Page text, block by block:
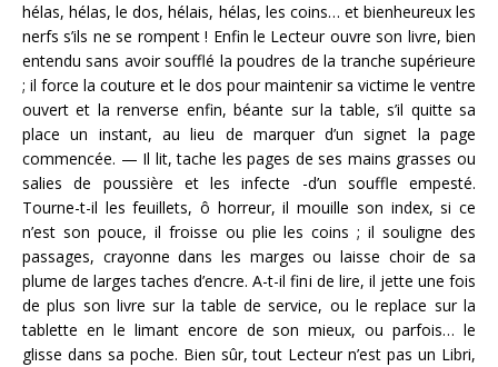
hélas, hélas, le dos, hélais, hélas, les coins… et bienheureux les
nerfs s’ils ne se rompent ! Enfin le Lecteur ouvre son livre, bien
entendu sans avoir soufflé la poudres de la tranche supérieure
; il force la couture et le dos pour maintenir sa victime le ventre
ouvert et la renverse enfin, béante sur la table, s’il quitte sa
place un instant, au lieu de marquer d’un signet la page
commencée. — Il lit, tache les pages de ses mains grasses ou
salies de poussière et les infecte -d’un souffle empesté.
Tourne-t-il les feuillets, ô horreur, il mouille son index, si ce
n’est son pouce, il froisse ou plie les coins ; il souligne des
passages, crayonne dans les marges ou laisse choir de sa
plume de larges taches d’encre. A-t-il fini de lire, il jette une fois
de plus son livre sur la table de service, ou le replace sur la
tablette en le limant encore de son mieux, ou parfois… le
glisse dans sa poche. Bien sûr, tout Lecteur n’est pas un Libri,